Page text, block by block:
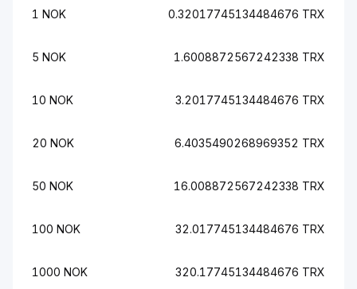
1 NOK 0.32017745134484676 TRX
5 NOK 1.6008872567242338 TRX
10 NOK 3.2017745134484676 TRX
20 NOK 6.4035490268969352 TRX
50 NOK 16.008872567242338 TRX
100 NOK 32.017745134484676 TRX
1000 NOK 320.17745134484676 TRX